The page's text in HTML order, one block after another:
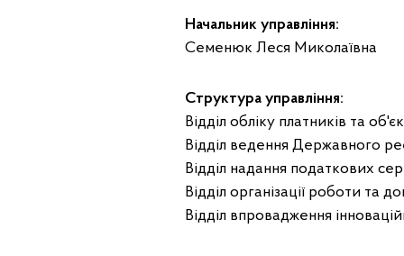
Начальник управління:
Семенюк Леся Миколаївна
Структура управління:
Відділ обліку платників та
Відділ ведення Державного
Відділ надання податкових
Відділ організації роботи та
Відділ впровадження